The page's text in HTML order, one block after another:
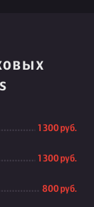
1 300 руб.
1 300 руб.
800 руб.